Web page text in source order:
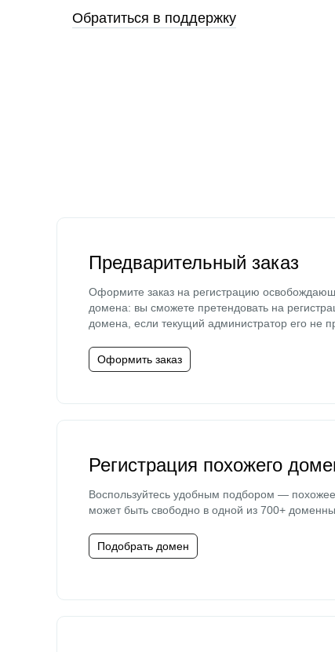
Обратиться в поддержку
Предварительный заказ
Оформите заказ на регистрацию
домена: вы сможете претендовать на
домена, если текущий администратор его не
Оформить заказ
Регистрация похожего
Воспользуйтесь удобным подбором —
может быть свободно в одной из 700+
Подобрать домен